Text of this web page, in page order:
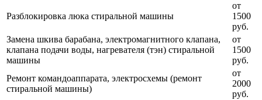
Разблокировка люка стиральной машины
от
1500
руб.
Замена шкива барабана, электромагнитного клапана,
клапана подачи воды, нагревателя (тэн) стиральной
машины
от
1500
руб.
Ремонт командоаппарата, электросхемы (ремонт
стиральной машины)
от
2000
руб.